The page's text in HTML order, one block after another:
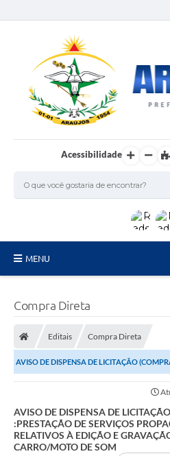
Acessibilidade
MENU
Lei Aldir Blanc 2026
Prefeitura
Secretarias
Compra Direta
Editais Compra Direta
AVISO DE DISPENSA DE LICITAÇÃO
SERVIÇOS PROPAGANDA VOLANTE
AVISO DE DISPENSA DE
:PRESTAÇÃO DE SERVIÇOS
RELATIVOS À EDIÇÃO E
CARRO/MOTO DE SOM